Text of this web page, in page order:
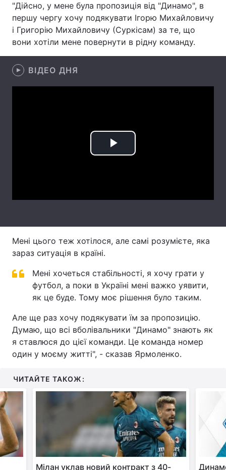
Здоров'я Туризм
Цікавинки Погода
Екологія Регіони
Лонгріди
Думки
Вакансії
Тема оформлення
"Дійсно, у мене була пропозиція від "Динамо", в
першу чергу хочу подякувати Ігорю Михайловичу
і Григорію Михайловичу (Суркісам) за те, що
вони хотіли мене повернути в рідну команду.
ВІДЕО ДНЯ
Play
Мені цього теж хотілося, але самі розумієте, яка
зараз ситуація в країні.
Мені хочеться стабільності, я хочу грати у
футбол, а поки в Україні мені важко уявити,
як це буде. Тому моє рішення було таким.
Але ще раз хочу подякувати їм за пропозицію.
Думаю, що всі вболівальники "Динамо" знають як
я ставлюся до цієї команди. Це команда номер
один у моєму житті", - сказав Ярмоленко.
ЧИТАЙТЕ ТАКОЖ:
Мілан уклав новий контракт з 40-